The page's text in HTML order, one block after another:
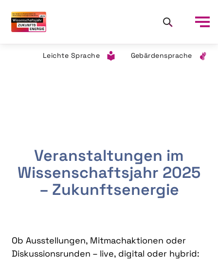
Leichte Sprache Gebärdensprache
Veranstaltungen im
Wissenschaftsjahr 2025
– Zukunftsenergie
Ob Ausstellungen, Mitmachaktionen oder
Diskussionsrunden – live, digital oder hybrid: